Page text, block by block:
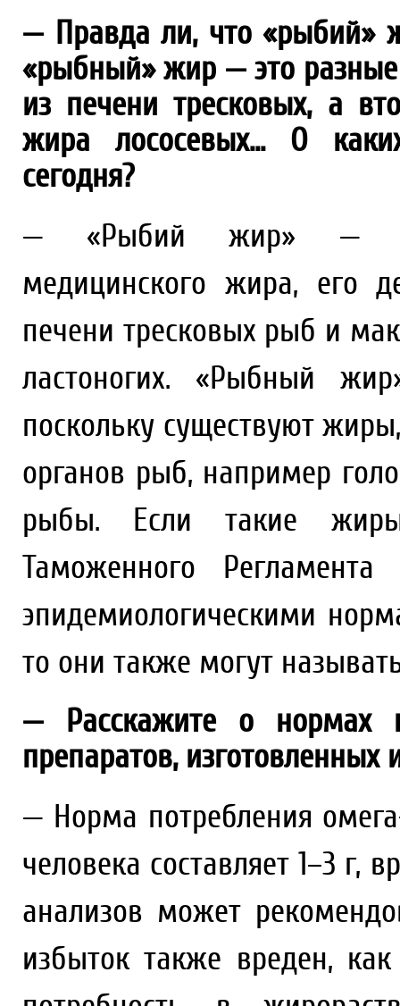
— Правда ли, что «рыбий»
«рыбный» жир — это
из печени тресковых, а
жира лососевых... О
сегодня?
— «Рыбий жир» —
медицинского жира, его
печени тресковых рыб и
ластоногих. «Рыбный
поскольку существуют
органов рыб, например
рыбы. Если такие жиры
Таможенного
эпидемиологическими
то они также могут
— Расскажите о нормах
препаратов, изготовленных
— Норма потребления
человека составляет 1–3 г,
анализов может
избыток также вреден,